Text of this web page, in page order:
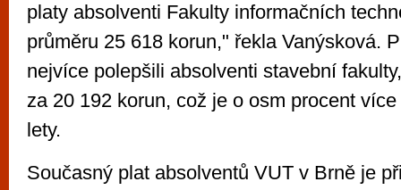
platy absolventi Fakulty informačních
průměru 25 618 korun," řekla Vanýsková.
nejvíce polepšili absolventi stavební
za 20 192 korun, což je o osm procent
lety.
Současný plat absolventů VUT v Brně je